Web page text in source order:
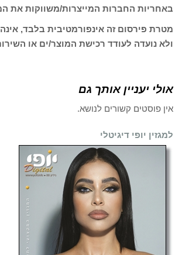
באחריות החברות המייצרות/משווקות את
מטרת פירסום זה אינפורמטיבית בלבד,
ולא נועדה לעודד רכישת המוצר/ים או
אולי יעניין אותך גם
אין פוסטים קשורים לנושא.
למגזין יופי דיגיטלי